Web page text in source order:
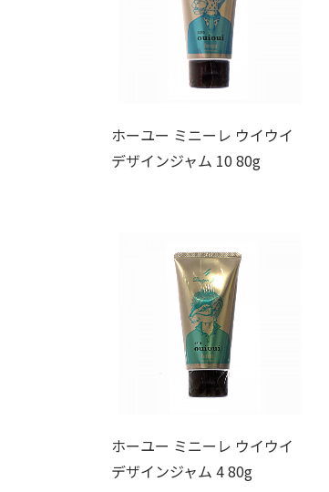
ホーユー ミニーレ ウイウイ
デザインジャム 10 80g
ホーユー ミニーレ ウイウイ
デザインジャム 4 80g